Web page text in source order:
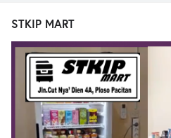
STKIP MART